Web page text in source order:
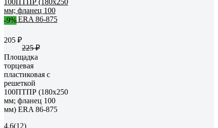
-9%
205 ₽
225 ₽
Площадка
торцевая
пластиковая с
решеткой
100ПТПР (180x250
мм; фланец 100
мм) ERA 86-875
4.6(12)